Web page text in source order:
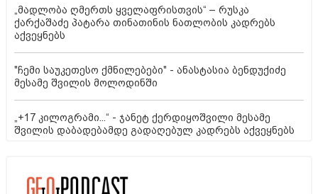
„მადლობა ღმერთს ყველაფრისთვის“ – რუსკა
ქარქაშაძე პატარა თინათინის ნათლობის კადრებს
აქვეყნებს
"ჩემი საუკეთესო ქმნილებები" - ანასტასია ბენდუქიძე
მესამე შვილის მოლოდინში
„+17 კილოგრამი...“ - ჯანეტ ქერდიყოშვილი მესამე
შვილის დაბადებამდე გადაღებულ კადრებს აქვეყნებს